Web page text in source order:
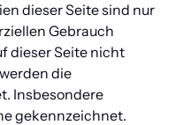
dieser Seite sind nur
Gebrauch
dieser Seite nicht
die
Insbesondere
gekennzeichnet.